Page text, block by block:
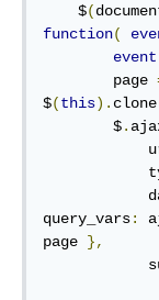
$(
function(
event
page
$(this). clone
$.
query_vars:
page },